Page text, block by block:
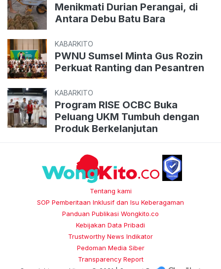
Menikmati Durian Perangai, di
Antara Debu Batu Bara
KABARKITO
PWNU Sumsel Minta Gus Rozin
Perkuat Ranting dan Pesantren
KABARKITO
Program RISE OCBC Buka
Peluang UKM Tumbuh dengan
Produk Berkelanjutan
Tentang kami
SOP Pemberitaan Inklusif dan Isu Keberagaman
Panduan Publikasi Wongkito.co
Kebijakan Data Pribadi
Trustworthy News Indikator
Pedoman Media Siber
Transparency Report